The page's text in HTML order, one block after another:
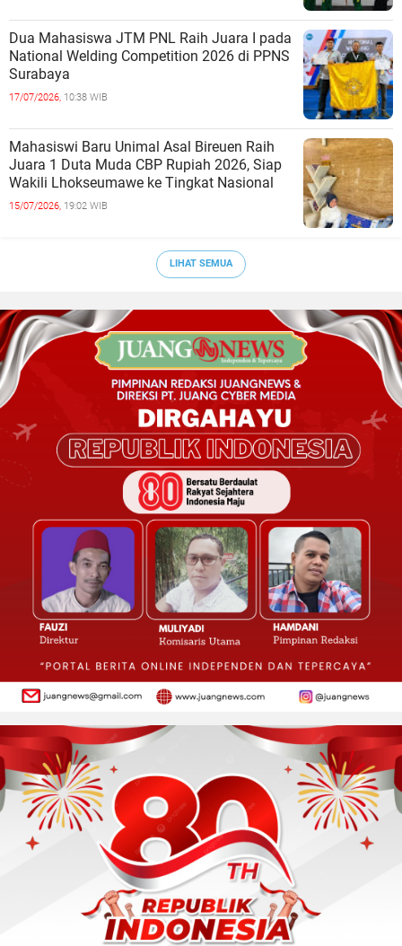
Dua Mahasiswa JTM PNL Raih Juara I pada
National Welding Competition 2026 di PPNS
Surabaya
17/07/2026, 10:38 WIB
Mahasiswi Baru Unimal Asal Bireuen Raih
Juara 1 Duta Muda CBP Rupiah 2026, Siap
Wakili Lhokseumawe ke Tingkat Nasional
15/07/2026, 19:02 WIB
LIHAT SEMUA